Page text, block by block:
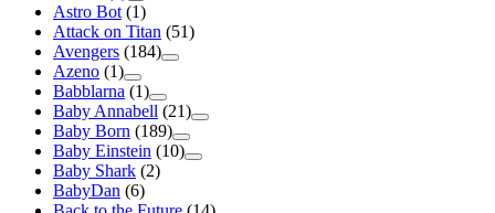
Astro Bot (1)
Attack on Titan (51)
Avengers (184)
Azeno (1)
Babblarna (1)
Baby Annabell (21)
Baby Born (189)
Baby Einstein (10)
Baby Shark (2)
BabyDan (6)